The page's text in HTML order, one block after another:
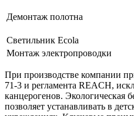
Демонтаж полотна
Светильник Ecola
Монтаж электропроводки
При производстве компании
71-3 и регламента REACH,
канцерогенов. Экологическая
позволяет устанавливать в